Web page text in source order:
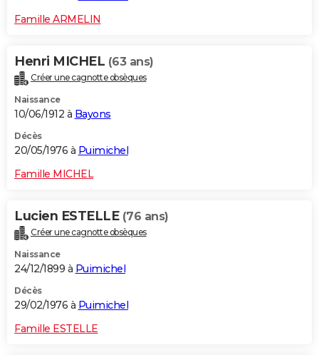
Famille ARMELIN
Henri MICHEL (63 ans)
Créer une cagnotte obsèques
Naissance
10/06/1912 à Bayons
Décès
20/05/1976 à Puimichel
Famille MICHEL
Lucien ESTELLE (76 ans)
Créer une cagnotte obsèques
Naissance
24/12/1899 à Puimichel
Décès
29/02/1976 à Puimichel
Famille ESTELLE